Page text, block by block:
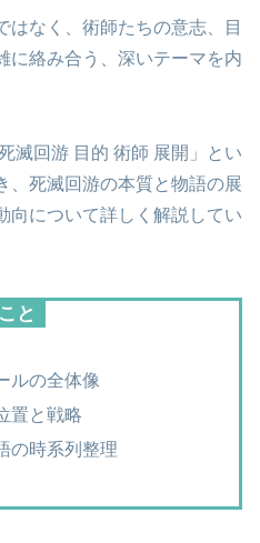
はなく、術師たちの意志、目
に絡み合う、深いテーマを内
滅回游 目的 術師 展開」とい
、死滅回游の本質と物語の展
向について詳しく解説してい
と
ルの全体像
置と戦略
の時系列整理